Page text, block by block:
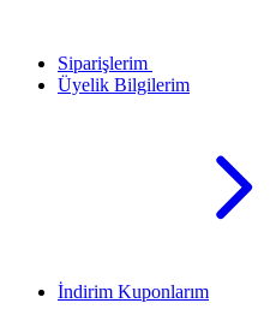
Siparişlerim
Üyelik Bilgilerim
İndirim Kuponlarım